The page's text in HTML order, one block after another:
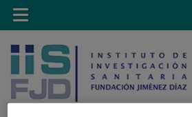
Jump to content
Toggle
navigation